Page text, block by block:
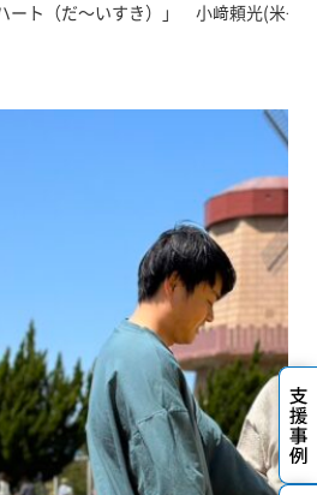
ハート（だ～いすき）」 小﨑頼光(米子